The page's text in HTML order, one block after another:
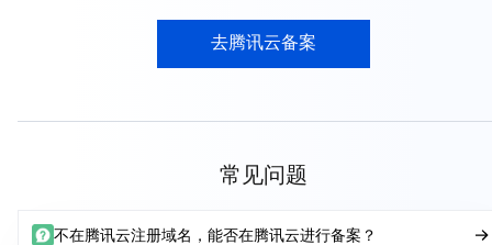
去腾讯云备案
常见问题
不在腾讯云注册域名，能否在腾讯云进行备案？